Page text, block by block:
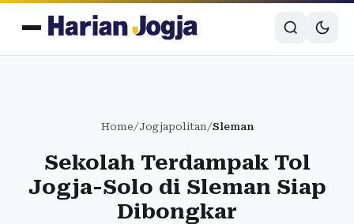
Home/Jogjapolitan/Sleman
Sekolah Terdampak Tol
Jogja-Solo di Sleman Siap
Dibongkar